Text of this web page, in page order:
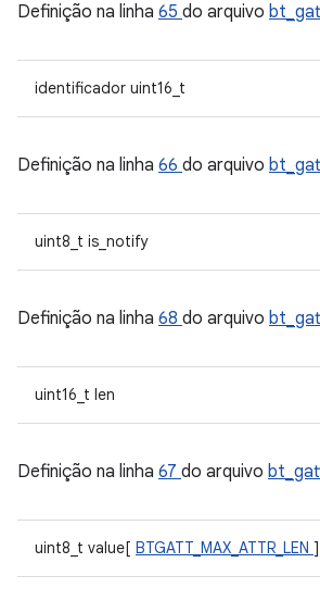
Definição na linha 65 do arquivo
identificador uint16_t
Definição na linha 66 do arquivo
uint8_t is_notify
Definição na linha 68 do arquivo
uint16_t len
Definição na linha 67 do arquivo
uint8_t value[ BTGATT_MAX_ATTR_LEN ]